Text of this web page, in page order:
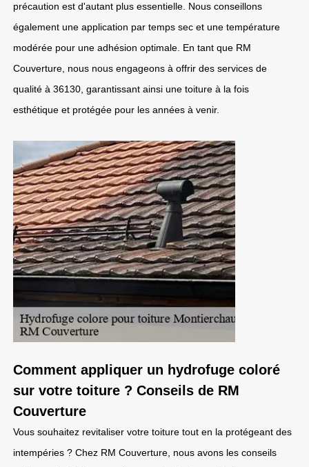
précaution est d'autant plus essentielle. Nous conseillons
également une application par temps sec et une température
modérée pour une adhésion optimale. En tant que RM
Couverture, nous nous engageons à offrir des services de
qualité à 36130, garantissant ainsi une toiture à la fois
esthétique et protégée pour les années à venir.
Comment appliquer un hydrofuge coloré
sur votre toiture ? Conseils de RM
Couverture
Vous souhaitez revitaliser votre toiture tout en la protégeant des
intempéries ? Chez RM Couverture, nous avons les conseils